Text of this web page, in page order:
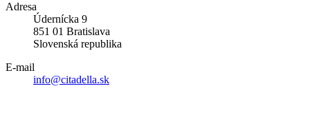
Adresa
Údernícka 9
851 01 Bratislava
Slovenská republika
E-mail
info@citadella.sk